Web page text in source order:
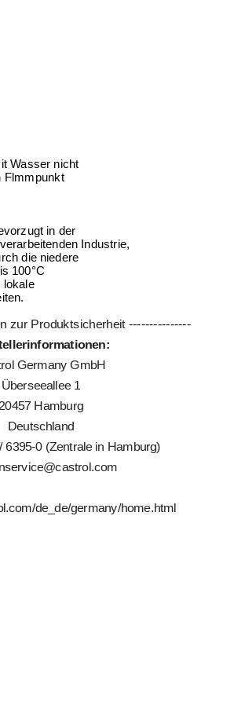
Wasser nicht
Flmmpunkt
in der
Industrie,
die niedere
100°C
zur Produktsicherheit ---------------
Germany GmbH
Überseeallee 1
20457 Hamburg
Deutschland
6395-0 (Zentrale in Hamburg)
de_de/germany/home.html